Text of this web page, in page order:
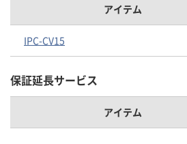
アイテム
IPC-CV15
保証延長サービス
アイテム